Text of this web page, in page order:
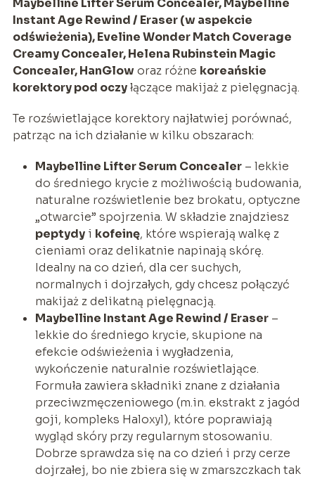
Maybelline Lifter Serum Concealer, Maybelline
Instant Age Rewind / Eraser (w aspekcie
odświeżenia), Eveline Wonder Match Coverage
Creamy Concealer, Helena Rubinstein Magic
Concealer, HanGloworaz różne koreańskie
korektory pod oczyłączące makijaż z pielęgnacją.
Te rozświetlające korektory najłatwiej porównać,
patrząc na ich działanie w kilku obszarach:
Maybelline Lifter Serum Concealer– lekkie
do średniego krycie z możliwością budowania,
naturalne rozświetlenie bez brokatu, optyczne
„otwarcie” spojrzenia. W składzie znajdziesz
peptydyi kofeinę, które wspierają walkę z
cieniami oraz delikatnie napinają skórę.
Idealny na co dzień, dla cer suchych,
normalnych i dojrzałych, gdy chcesz połączyć
makijaż z delikatną pielęgnacją.
Maybelline Instant Age Rewind / Eraser–
lekkie do średniego krycie, skupione na
efekcie odświeżenia i wygładzenia,
wykończenie naturalnie rozświetlające.
Formuła zawiera składniki znane z działania
przeciwzmęczeniowego (m.in. ekstrakt z jagód
goji, kompleks Haloxyl), które poprawiają
wygląd skóry przy regularnym stosowaniu.
Dobrze sprawdza się na co dzień i przy cerze
dojrzałej, bo nie zbiera się w zmarszczkach tak